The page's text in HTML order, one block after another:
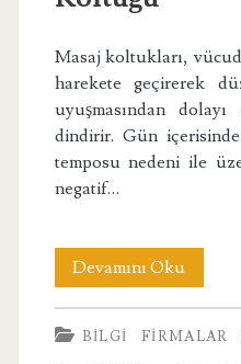
Masaj koltukları,
harekete geçirerek
uyuşmasından
dindirir. Gün içerisinde
temposu nedeni ile
negatif…
Devamını OkuUygun
Fiyatlı
Kapsül
BILGI FIRMALAR